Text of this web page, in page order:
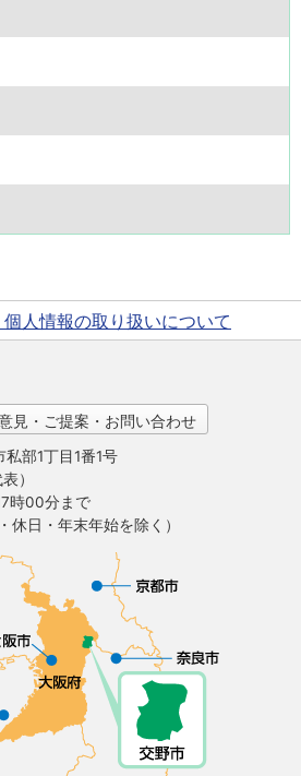
人情報の取り扱いについて
見・ご提案・お問い合わせ
部1丁目1番1号
表）
時00分まで
休日・年末年始を除く）